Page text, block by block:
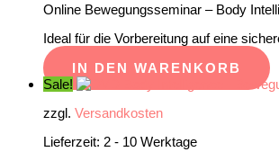
war:
ist:
Online Bewegungsseminar – Body
Ideal für die Vorbereitung auf eine
IN DEN WARENKORB
Sale!
zzgl. Versandkosten
Lieferzeit: 2 - 10 Werktage